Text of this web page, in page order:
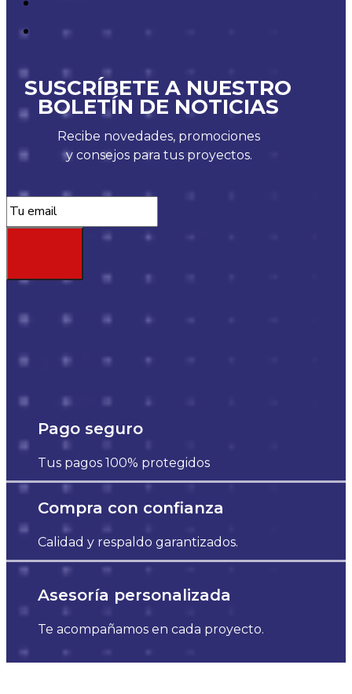
SUSCRÍBETE A NUESTRO
BOLETÍN DE NOTICIAS
Recibe novedades, promociones
y consejos para tus proyectos.
Pago seguro
Tus pagos 100% protegidos
Compra con confianza
Calidad y respaldo garantizados.
Asesoría personalizada
Te acompañamos en cada proyecto.